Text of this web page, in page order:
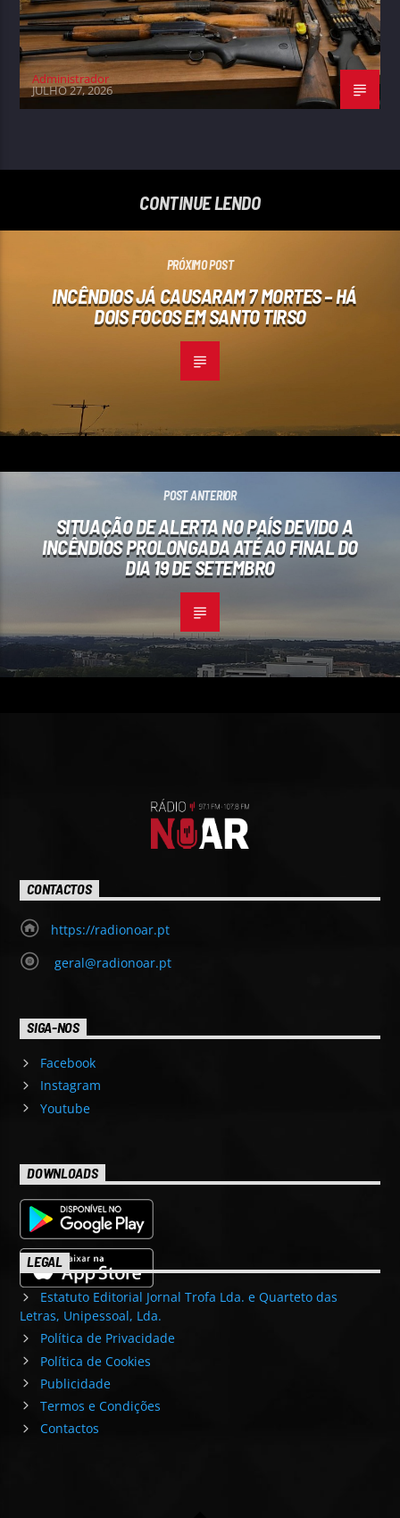
Administrador
JULHO 27, 2026
CONTINUE LENDO
PRÓXIMO POST
INCÊNDIOS JÁ CAUSARAM 7 MORTES – HÁ
DOIS FOCOS EM SANTO TIRSO
POST ANTERIOR
SITUAÇÃO DE ALERTA NO PAÍS DEVIDO A
INCÊNDIOS PROLONGADA ATÉ AO FINAL DO
DIA 19 DE SETEMBRO
CONTACTOS
https://radionoar.pt
geral@radionoar.pt
SIGA-NOS
Facebook
Instagram
Youtube
DOWNLOADS
LEGAL
Estatuto Editorial Jornal Trofa Lda. e Quarteto das
Letras, Unipessoal, Lda.
Política de Privacidade
Política de Cookies
Publicidade
Termos e Condições
Contactos